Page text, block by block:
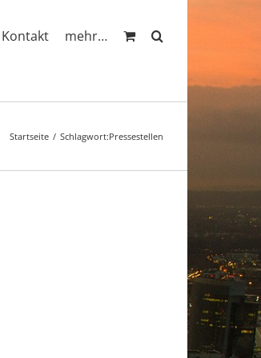
Kontakt mehr…
Startseite Schlagwort:Pressestellen